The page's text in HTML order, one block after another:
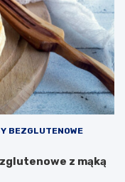
BEZGLUTENOWE
z mąką